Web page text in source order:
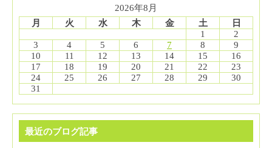
2026年8月
月
火 水 木 金 土
日
1
2
3
4 5 6 7 8
9
10
11 12 13 14 15
16
17
18 19 20 21 22
23
24
25 26 27 28 29
30
31
最近のブログ記事